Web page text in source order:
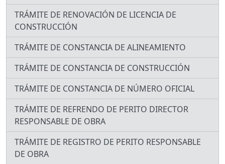
TRÁMITE DE RENOVACIÓN DE LICENCIA DE
CONSTRUCCIÓN
TRÁMITE DE CONSTANCIA DE ALINEAMIENTO
TRÁMITE DE CONSTANCIA DE CONSTRUCCIÓN
TRÁMITE DE CONSTANCIA DE NÚMERO OFICIAL
TRÁMITE DE REFRENDO DE PERITO DIRECTOR
RESPONSABLE DE OBRA
TRÁMITE DE REGISTRO DE PERITO RESPONSABLE
DE OBRA